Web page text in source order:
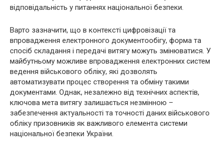
відповідальність у питаннях національної безпеки.
Варто зазначити, що в контексті цифровізації та
впровадження електронного документообігу, форма та
спосіб складання і передачі витягу можуть змінюватися. У
майбутньому можливе впровадження електронних систем
ведення військового обліку, які дозволять
автоматизувати процес створення та обміну такими
документами. Однак, незалежно від технічних аспектів,
ключова мета витягу залишається незмінною –
забезпечення актуальності та точності даних військового
обліку призовників як важливого елемента системи
національної безпеки України.